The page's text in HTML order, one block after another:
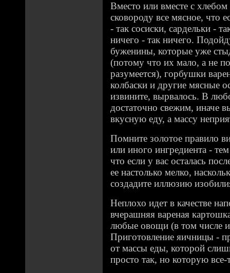
Вместо или вместе с
сковороду все мясное, что
- так сосиски, сардельки -
ничего - так ничего.
буженины, которые уже
(потому что их мало, а не
разумеется), горбушки
колбаски и другие мясные
извините, вырвалось. В
достаточно свежим, иначе
вкусную еду, а массу
Помните золотое правило
или иного ингредиента -
что если у вас осталась
ее настолько мелко,
создадите иллюзию
Неплохо идет в качестве
вчерашняя вареная
любые овощи (в том числе
Приготовление яичницы -
от массы еды, которой
просто так, но которую все-